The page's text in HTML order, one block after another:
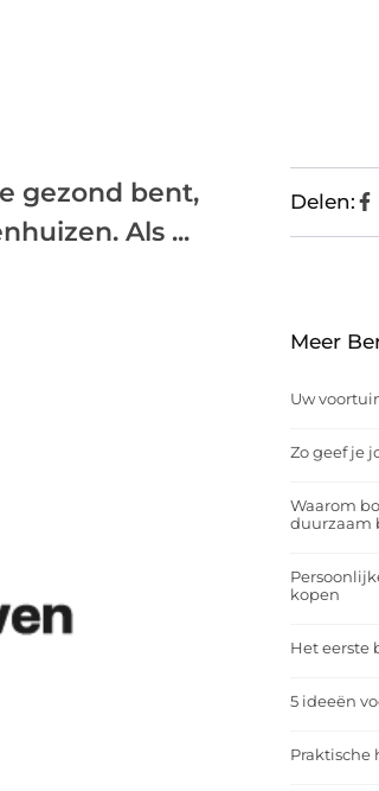
gezond bent,
Als ...
Delen:
Meer
Uw
Zo geef je
Waarom
duurzaam
kopen
Het eerste
5 ideeën
Praktische